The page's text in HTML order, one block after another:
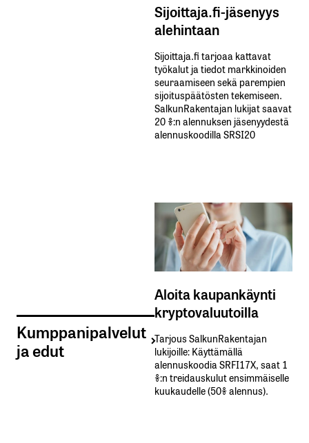
Kumppanipalvelut
ja edut
Sijoittaja.fi-jäsenyys
alehintaan
Sijoittaja.fi tarjoaa kattavat
työkalut ja tiedot markkinoiden
seuraamiseen sekä parempien
sijoituspäätösten tekemiseen.
SalkunRakentajan lukijat saavat
20 %:n alennuksen jäsenyydestä
alennuskoodilla SRSI20
Aloita kaupankäynti
kryptovaluutoilla
Tarjous SalkunRakentajan
lukijoille: Käyttämällä​ ​
alennuskoodia​ ​SRFI17X,​ ​saat​ ​1
%:n treidauskulut​ ​ensimmäiselle​ ​
kuukaudelle​ ​(50%​ ​alennus).